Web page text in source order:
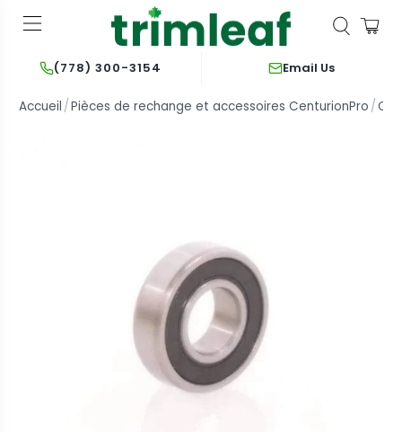
(778) 300-3154 Email Us
Accueil Pièces de rechange et accessoires CenturionPro